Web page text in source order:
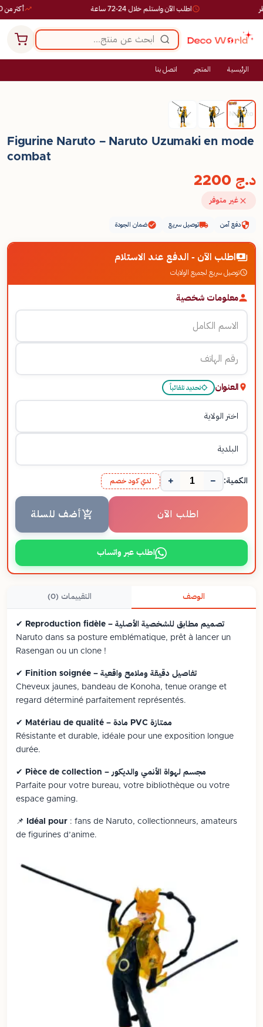
أكثر من 10,000 طلب ناجح اطلب الآن واستلم خلال 24-72 ساعة
الرئيسية المتجر اتصل بنا
Figurine Naruto – Naruto Uzumaki en mode
combat
د.ج
غير متوفر
دفع آمن توصيل سريع ضمان الجودة
اطلب الآن - الدفع عند الاستلام
توصيل سريع لجميع الولايات
معلومات شخصية
العنوان تحديد تلقائياً
الكمية: −
+ لدي كود خصم
اطلب الآن أضف للسلة
اطلب عبر واتساب
الوصف التقييمات (0)
✔
Reproduction fidèle – تصميم مطابق للشخصية الأصلية
Naruto dans sa posture emblématique, prêt à lancer un
Rasengan ou un clone !
✔
Finition soignée – تفاصيل دقيقة وملامح واقعية
Cheveux jaunes, bandeau de Konoha, tenue orange et
regard déterminé parfaitement représentés.
✔
Matériau de qualité – مادة PVC ممتازة
Résistante et durable, idéale pour une exposition longue
durée.
✔
Pièce de collection – مجسم لهواة الأنمي والديكور
Parfaite pour votre bureau, votre bibliothèque ou votre
espace gaming.
📌 Idéal pour : fans de Naruto, collectionneurs, amateurs
de figurines d’anime.